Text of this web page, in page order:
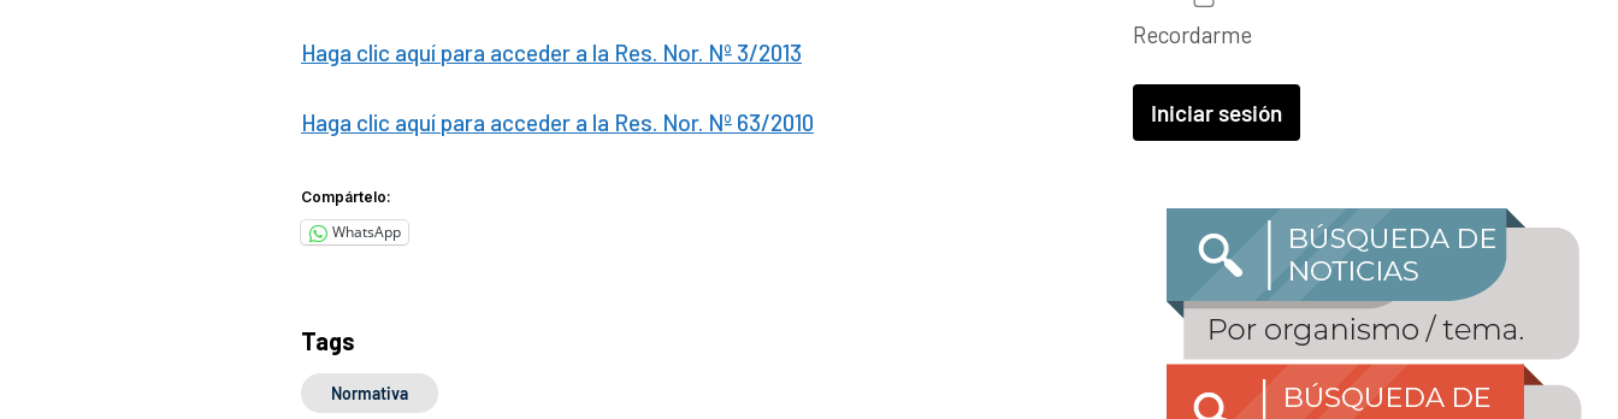
Haga clic aquí para acceder a la Res. Nor. Nº 3/2013
Haga clic aquí para acceder a la Res. Nor. Nº 63/2010
Compártelo:
WhatsApp
Tags
Normativa
Recordarme